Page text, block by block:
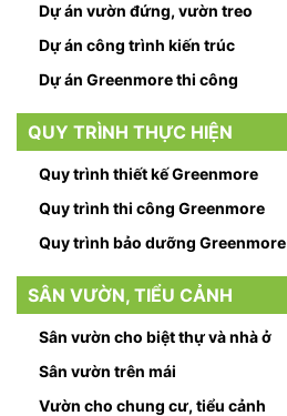
Dự án vườn đứng, vườn treo
Dự án công trình kiến trúc
Dự án Greenmore thi công
QUY TRÌNH THỰC HIỆN
Quy trình thiết kế Greenmore
Quy trình thi công Greenmore
Quy trình bảo dưỡng Greenmore
SÂN VƯỜN, TIỂU CẢNH
Sân vườn cho biệt thự và nhà ở
Sân vườn trên mái
Vườn cho chung cư, tiểu cảnh